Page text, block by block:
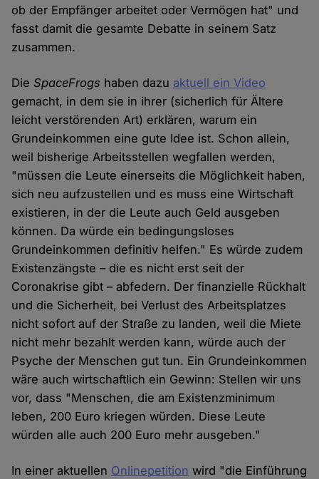
ob der Empfänger arbeitet oder Vermögen hat" und
fasst damit die gesamte Debatte in seinem Satz
zusammen.
DieSpaceFrogs haben dazu aktuell ein Video
gemacht, in dem sie in ihrer (sicherlich für Ältere
leicht verstörenden Art) erklären, warum ein
Grundeinkommen eine gute Idee ist. Schon allein,
weil bisherige Arbeitsstellen wegfallen werden,
"müssen die Leute einerseits die Möglichkeit haben,
sich neu aufzustellen und es muss eine Wirtschaft
existieren, in der die Leute auch Geld ausgeben
können. Da würde ein bedingungsloses
Grundeinkommen definitiv helfen." Es würde zudem
Existenzängste – die es nicht erst seit der
Coronakrise gibt – abfedern. Der finanzielle Rückhalt
und die Sicherheit, bei Verlust des Arbeitsplatzes
nicht sofort auf der Straße zu landen, weil die Miete
nicht mehr bezahlt werden kann, würde auch der
Psyche der Menschen gut tun. Ein Grundeinkommen
wäre auch wirtschaftlich ein Gewinn: Stellen wir uns
vor, dass "Menschen, die am Existenzminimum
leben, 200 Euro kriegen würden. Diese Leute
würden alle auch 200 Euro mehr ausgeben."
In einer aktuellen Onlinepetition wird "die Einführung